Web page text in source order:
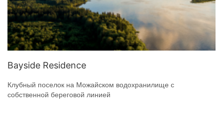
Bayside Residence
Клубный поселок на Можайском водохранилище с
собственной береговой линией